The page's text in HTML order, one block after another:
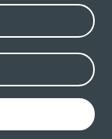
manager •